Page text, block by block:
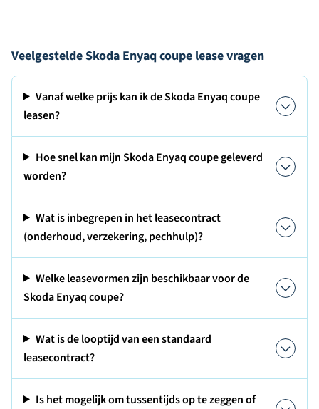
Veelgestelde Skoda Enyaq coupe lease vragen
Vanaf welke prijs kan ik de Skoda Enyaq coupe
leasen?
Hoe snel kan mijn Skoda Enyaq coupe geleverd
worden?
Wat is inbegrepen in het leasecontract
(onderhoud, verzekering, pechhulp)?
Welke leasevormen zijn beschikbaar voor de
Skoda Enyaq coupe?
Wat is de looptijd van een standaard
leasecontract?
Is het mogelijk om tussentijds op te zeggen of